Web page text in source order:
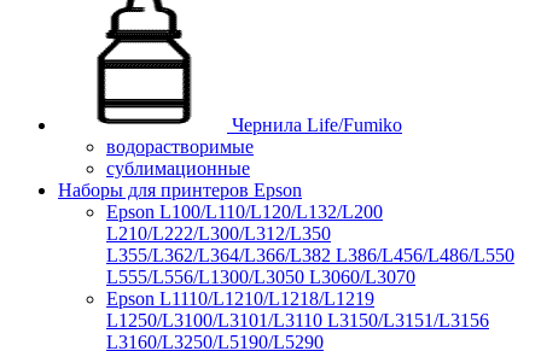
Чернила Life/Fumiko
водорастворимые
сублимационные
Наборы для принтеров Epson
Epson L100/L110/L120/L132/L200
L210/L222/L300/L312/L350
L355/L362/L364/L366/L382 L386/L456/L486/L550
L555/L556/L1300/L3050 L3060/L3070
Epson L1110/L1210/L1218/L1219
L1250/L3100/L3101/L3110 L3150/L3151/L3156
L3160/L3250/L5190/L5290